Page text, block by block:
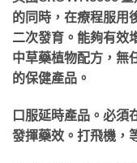
的同時，在療程服用
二次發育。能夠有效
中草藥植物配方，無
的保健產品。
口服延時產品。必須
發揮藥效。打飛機，